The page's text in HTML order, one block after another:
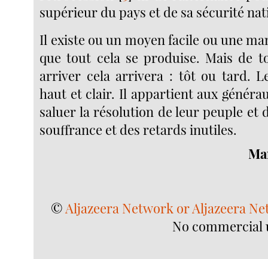
supérieur du pays et de sa sécurité
Il existe ou un moyen facile ou une
que tout cela se produise. Mais de
arriver cela arrivera : tôt ou tard.
haut et clair. Il appartient aux
saluer la résolution de leur peuple et
souffrance et des retards inutiles.
© Aljazeera Network or Aljazeera
No commercial